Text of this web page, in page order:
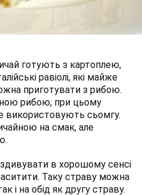
готують з картоплею,
равіолі, які майже
приготувати з рибою.
рибою, при цьому
використовують сьомгу.
на смак, але
здивувати в хорошому сенсі
Таку страву можна
і на обід як другу страву.